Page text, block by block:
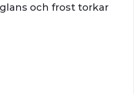
och frost torkar